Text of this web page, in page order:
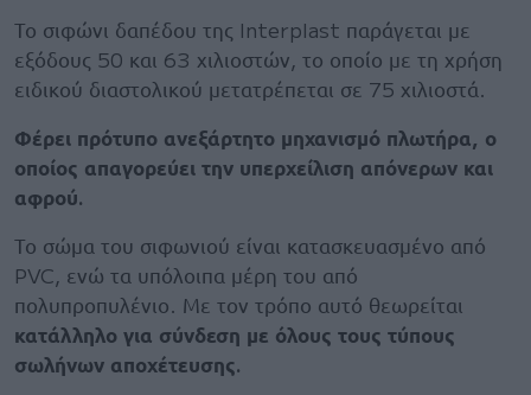
Το σιφώνι δαπέδου της Interplast παράγεται με
εξόδους 50 και 63 χιλιοστών, το οποίο με τη χρήση
ειδικού διαστολικού μετατρέπεται σε 75 χιλιοστά.
Φέρει πρότυπο ανεξάρτητο μηχανισμό πλωτήρα, ο
οποίος απαγορεύει την υπερχείλιση απόνερων και
αφρού.
Το σώμα του σιφωνιού είναι κατασκευασμένο από
PVC, ενώ τα υπόλοιπα μέρη του από
πολυπροπυλένιο. Με τον τρόπο αυτό θεωρείται
κατάλληλο για σύνδεση με όλους τους τύπους
σωλήνων αποχέτευσης.